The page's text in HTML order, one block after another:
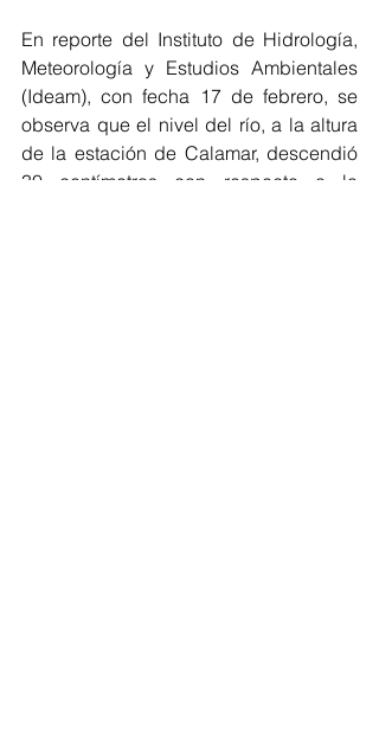
En reporte del Instituto de Hidrología,
Meteorología y Estudios Ambientales
(Ideam), con fecha 17 de febrero, se
observa que el nivel del río, a la altura
de la estación de Calamar, descendió
30 centímetros con respecto a la